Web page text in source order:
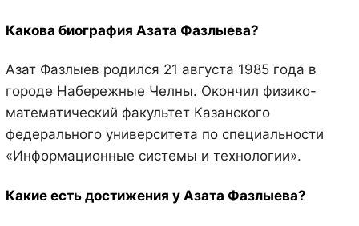
Какова биография Азата Фазлыева?
Азат Фазлыев родился 21 августа 1985 года в
городе Набережные Челны. Окончил физико-
математический факультет Казанского
федерального университета по специальности
«Информационные системы и технологии».
Какие есть достижения у Азата Фазлыева?